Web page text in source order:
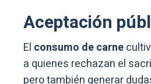
Aceptación
El consumo de carne
a quienes rechazan el
pero también generar